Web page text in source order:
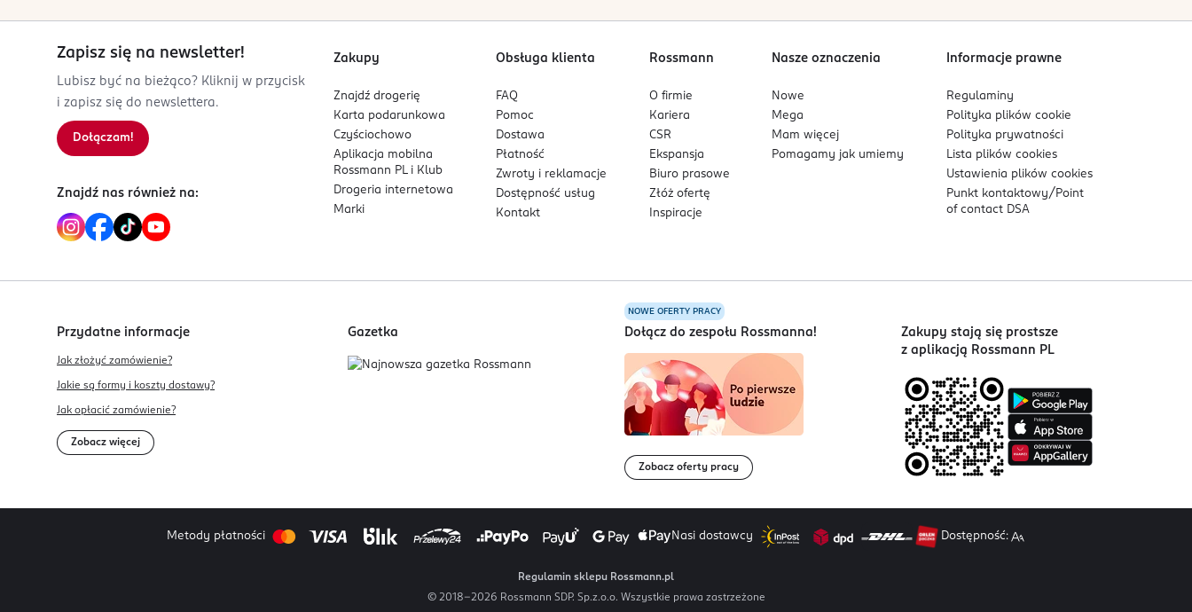
586854760
Kod EAN
5 907439 136803
Sortowanie wgdata: od najnowszej
Zapisz się na newsletter!
Lubisz być na bieżąco? Kliknij w przycisk
i zapisz się do newslettera.
Dołączam!
Znajdź nas również na:
Zakupy
Znajdź drogerię
Karta podarunkowa
Czyściochowo
Aplikacja mobilna
Rossmann PL i Klub
Drogeria internetowa
Marki
Obsługa klienta
FAQ
Pomoc
Dostawa
Płatność
Zwroty i reklamacje
Dostępność usług
Kontakt
Rossmann
O firmie
Kariera
CSR
Ekspansja
Biuro prasowe
Złóż ofertę
Inspiracje
Nasze oznaczenia
Nowe
Mega
Mam więcej
Pomagamy jak umiemy
Informacje prawne
Regulaminy
Polityka plikówcookie
Polityka prywatności
Lista plikówcookies
Ustawienia plikówcookies
Punkt kontaktowy/ Point
of contact DSA
Przydatne informacje
Jak złożyć zamówienie?
Jakie są formy i koszty dostawy?
Jak opłacić zamówienie?
Zobacz więcej
Gazetka
NOWE OFERTY PRACY
Dołącz do zespołu Rossmanna!
Zobacz oferty pracy
Zakupy stają się prostsze
z aplikacją Rossmann PL
Metody płatności Nasi dostawcy Dostępność:
Regulamin sklepu Rossmann.pl
© 2018-2026 Rossmann SDP. Sp.z.o.o. Wszystkie prawa zastrzeżone